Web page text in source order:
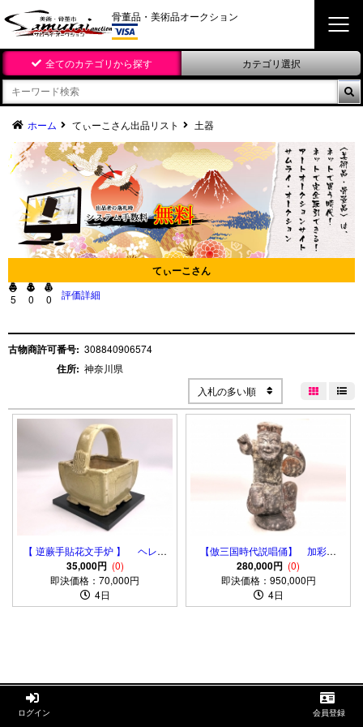
骨董品・美術品オークション
全てのカテゴリから探す カテゴリ選択

ホーム てぃーこさん出品リスト 土器
てぃーこさん

5

0

0 評価詳細
古物商許可番号: 308840906574
住所: 神奈川県
入札の多い順
 
【 逆蕨手貼花文手炉 】 ヘレニ
ズム文化
35,000円 (0)
即決価格：70,000円
4日
【倣三国時代説唱俑】 加彩陶
俑 伝出土古玩 58ｃｍ/10.2ｋ
ｇ
280,000円 (0)
即決価格：950,000円
4日

ログイン

会員登録